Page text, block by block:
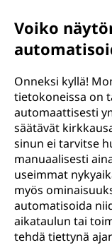
Voiko
Onneksi kyllä!
tietokoneissa on
automaattisesti
säätävät
sinun ei tarvitse
manuaalisesti
useimmat
myös
automatisoida
aikataulun tai
tehdä tiettynä